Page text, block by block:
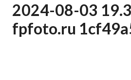
2024-08-03
fpfoto.ru